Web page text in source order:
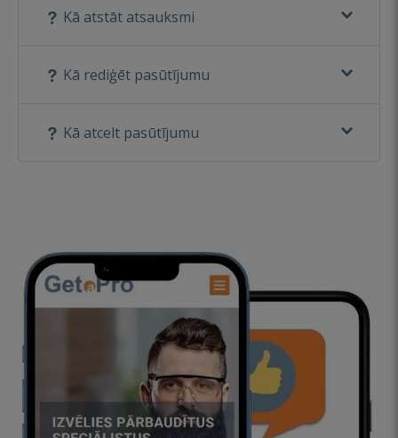
Kā atstāt atsauksmi
Kā rediģēt pasūtījumu
Kā atcelt pasūtījumu